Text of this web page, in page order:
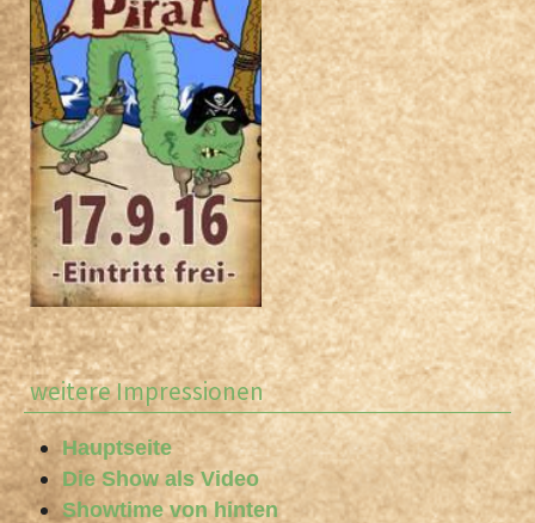
weitere Impressionen
Hauptseite
Die Show als Video
Showtime von hinten